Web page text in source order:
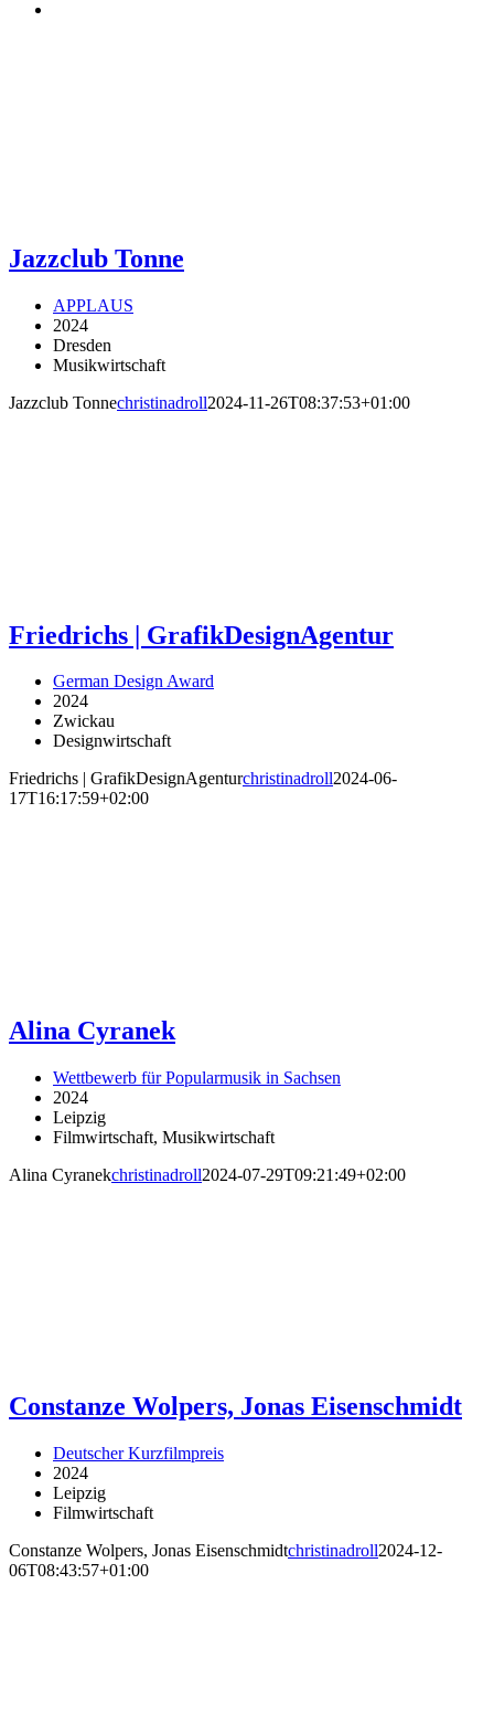
Jazzclub Tonne
APPLAUS
2024
Dresden
Musikwirtschaft
Jazzclub Tonnechristinadroll2024-11-26T08:37:53+01:00
Friedrichs | GrafikDesignAgentur
German Design Award
2024
Zwickau
Designwirtschaft
Friedrichs | GrafikDesignAgenturchristinadroll2024-06-
17T16:17:59+02:00
Alina Cyranek
Wettbewerb für Popularmusik in Sachsen
2024
Leipzig
Filmwirtschaft, Musikwirtschaft
Alina Cyranekchristinadroll2024-07-29T09:21:49+02:00
Constanze Wolpers, Jonas Eisenschmidt
Deutscher Kurzfilmpreis
2024
Leipzig
Filmwirtschaft
Constanze Wolpers, Jonas Eisenschmidtchristinadroll2024-12-
06T08:43:57+01:00